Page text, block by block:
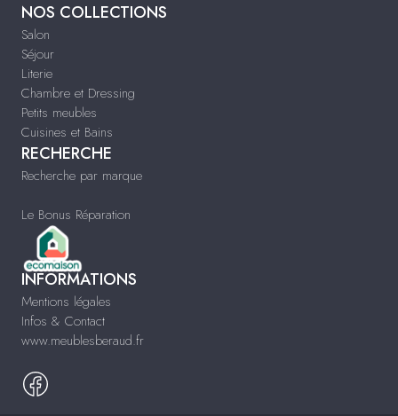
NOS COLLECTIONS
Salon
Séjour
Literie
Chambre et Dressing
Petits meubles
Cuisines et Bains
RECHERCHE
Recherche par marque
Le Bonus Réparation
INFORMATIONS
Mentions légales
Infos & Contact
www.meublesberaud.fr